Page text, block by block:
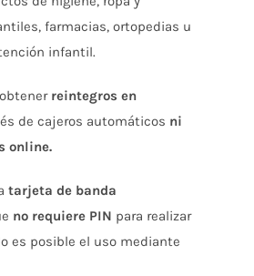
farmacias, ortopedias u
infantil.
reintegros en
de cajeros automáticos ni
online.
tarjeta de banda
no requiere PIN para realizar
es posible el uso mediante